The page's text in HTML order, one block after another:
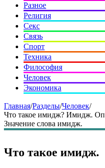
Разное
Религия
Секс
Связь
Спорт
Техника
Философия
Человек
Экономика
Главная/Разделы/Человек/
Что такое имидж? Имидж.
Значение слова имидж.
Что такое имидж.